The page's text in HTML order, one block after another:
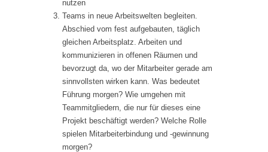
nutzen
Teams in neue Arbeitswelten begleiten.
Abschied vom fest aufgebauten, täglich
gleichen Arbeitsplatz. Arbeiten und
kommunizieren in offenen Räumen und
bevorzugt da, wo der Mitarbeiter gerade am
sinnvollsten wirken kann. Was bedeutet
Führung morgen? Wie umgehen mit
Teammitgliedern, die nur für dieses eine
Projekt beschäftigt werden? Welche Rolle
spielen Mitarbeiterbindung und -gewinnung
morgen?